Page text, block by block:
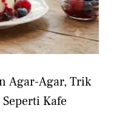
Agar-Agar, Trik
Kafe